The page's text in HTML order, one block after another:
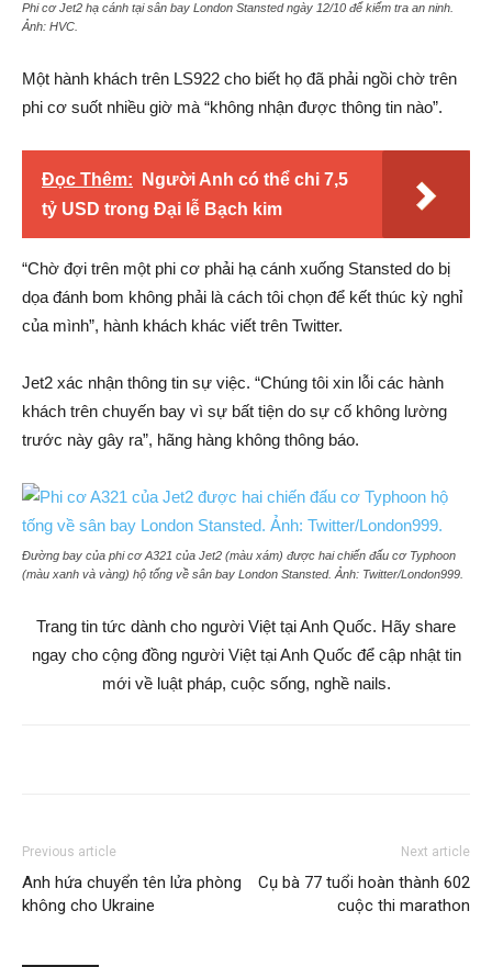
Phi cơ Jet2 hạ cánh tại sân bay London Stansted ngày 12/10 để kiểm tra an ninh.
Ảnh: HVC.
Một hành khách trên LS922 cho biết họ đã phải ngồi chờ trên
phi cơ suốt nhiều giờ mà “không nhận được thông tin nào”.
Đọc Thêm:
Người Anh có thể chi 7,5
tỷ USD trong Đại lễ Bạch kim
“Chờ đợi trên một phi cơ phải hạ cánh xuống Stansted do bị
dọa đánh bom không phải là cách tôi chọn để kết thúc kỳ nghỉ
của mình”, hành khách khác viết trên Twitter.
Jet2 xác nhận thông tin sự việc. “Chúng tôi xin lỗi các hành
khách trên chuyến bay vì sự bất tiện do sự cố không lường
trước này gây ra”, hãng hàng không thông báo.
Đường bay của phi cơ A321 của Jet2 (màu xám) được hai chiến đấu cơ Typhoon
(màu xanh và vàng) hộ tống về sân bay London Stansted. Ảnh: Twitter/London999.
Trang tin tức dành cho người Việt tại Anh Quốc. Hãy share
ngay cho cộng đồng người Việt tại Anh Quốc để cập nhật tin
mới về luật pháp, cuộc sống, nghề nails.
Previous article
Anh hứa chuyển tên lửa phòng
không cho Ukraine
Next article
Cụ bà 77 tuổi hoàn thành 602
cuộc thi marathon